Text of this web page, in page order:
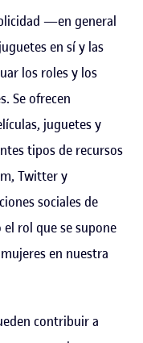
—en general
en sí y las
los roles y los
Se ofrecen
juguetes y
tipos de recursos
Twitter y
sociales de
rol que se supone
en nuestra
contribuir a